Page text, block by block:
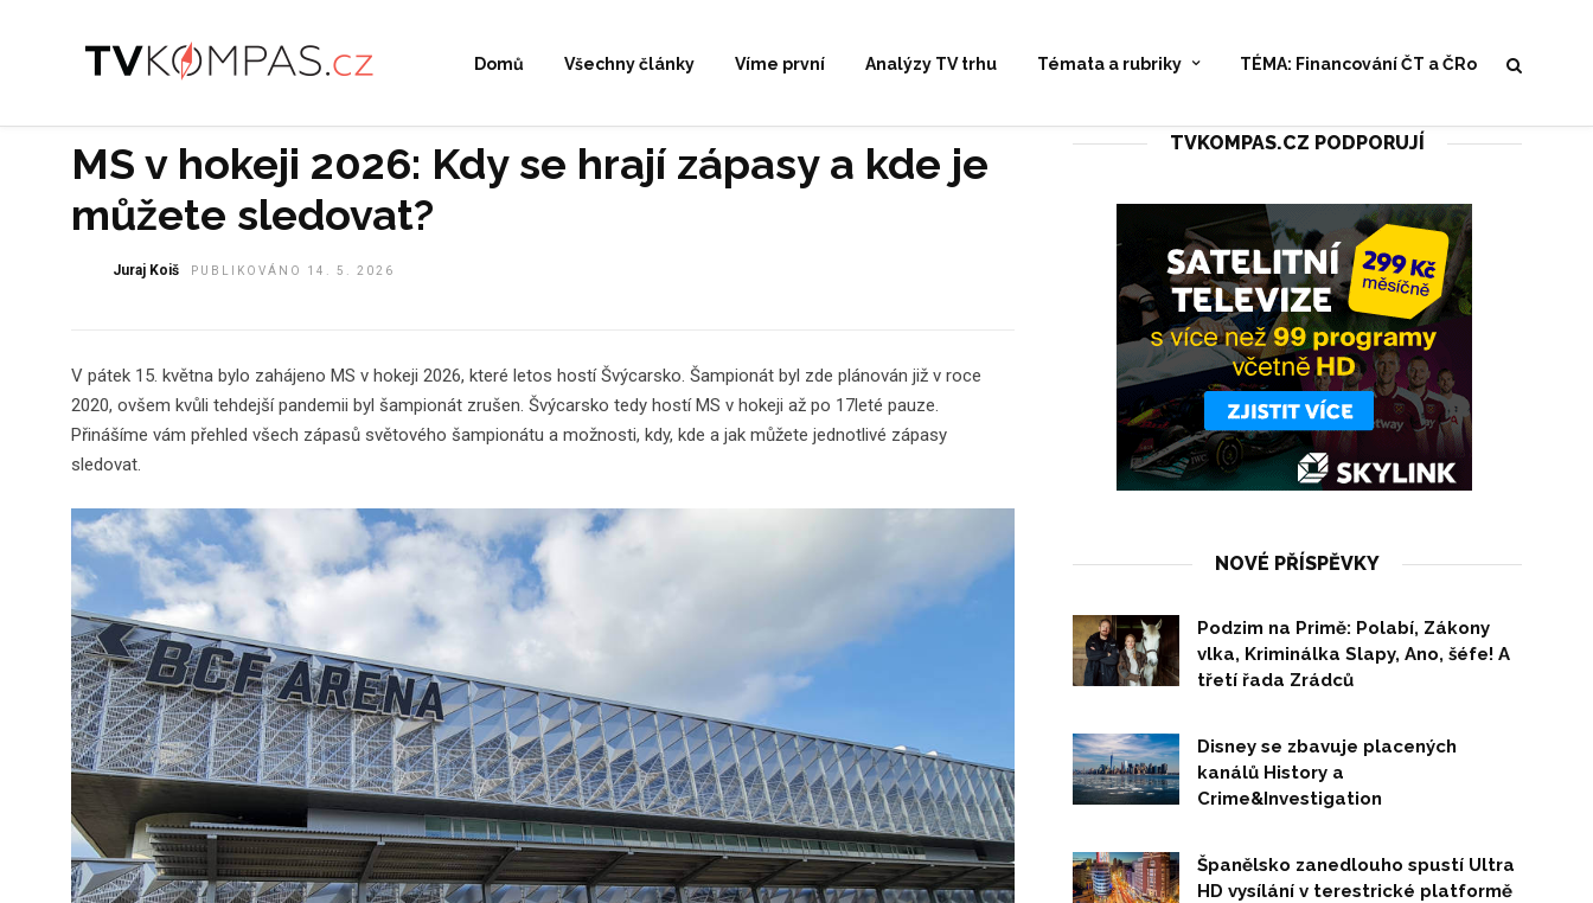
Domů Všechny články Víme první Analýzy TV trhu Témata a rubriky TÉMA: Financování ČT a ČRo
MS v hokeji 2026: Kdy se hrají zápasy a kde je
můžete sledovat?
Juraj Koiš PUBLIKOVÁNO 14. 5. 2026
V pátek 15. května bylo zahájeno MS v hokeji 2026, které letos hostí Švýcarsko. Šampionát byl zde plánován již v roce
2020, ovšem kvůli tehdejší pandemii byl šampionát zrušen. Švýcarsko tedy hostí MS v hokeji až po 17leté pauze.
Přinášíme vám přehled všech zápasů světového šampionátu a možnosti, kdy, kde a jak můžete jednotlivé zápasy
sledovat.
TVKOMPAS.CZ PODPORUJÍ
NOVÉ PŘÍSPĚVKY
Podzim na Primě: Polabí, Zákony
vlka, Kriminálka Slapy, Ano, šéfe! A
třetí řada Zrádců
Disney se zbavuje placených
kanálů History a
Crime&Investigation
Španělsko zanedlouho spustí Ultra
HD vysílání v terestrické platformě